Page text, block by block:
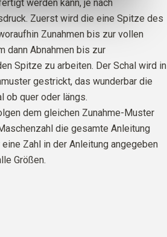
werden kann, je nach
Zuerst wird die eine Spitze des
Zunahmen bis zur vollen
dann Abnahmen bis zur
Spitze zu arbeiten. Der Schal wird in
gestrickt, das wunderbar die
ob quer oder längs.
dem gleichen Zunahme-Muster
die gesamte Anleitung
eine Zahl in der Anleitung angegeben
Größen.